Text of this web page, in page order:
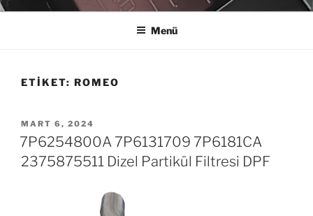
Menü
ETIKET: ROMEO
YAYIM
TARIHI
MART 6, 2024
7P6254800A 7P6131709 7P6181CA
2375875511 Dizel Partikül Filtresi DPF